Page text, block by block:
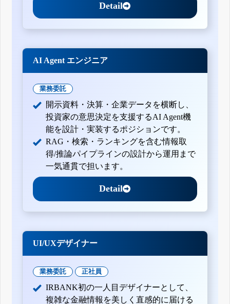
Detail
AI Agent エンジニア
業務委託
開示資料・決算・企業データを横断し、
投資家の意思決定を支援するAI Agent機
能を設計・実装するポジションです。
RAG・検索・ランキングを含む情報取
得/推論パイプラインの設計から運用まで
一気通貫で担います。
Detail
UI/UXデザイナー
業務委託 正社員
IRBANK初の一人目デザイナーとして、
複雑な金融情報を美しく直感的に届ける